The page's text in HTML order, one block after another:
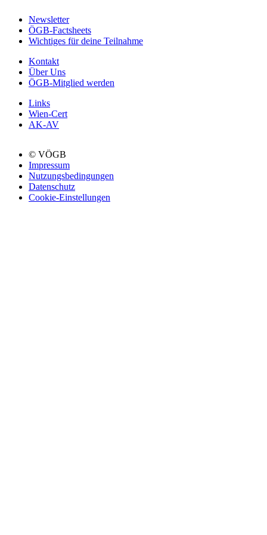
Newsletter
ÖGB-Factsheets
Wichtiges für deine Teilnahme
Kontakt
Über Uns
ÖGB-Mitglied werden
Links
Wien-Cert
AK-AV
© VÖGB
Impressum
Nutzungsbedingungen
Datenschutz
Cookie-Einstellungen